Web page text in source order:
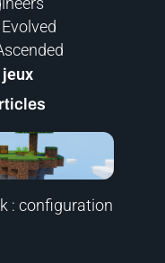
: configuration
jeux